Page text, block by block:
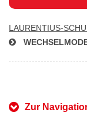
LAU­REN­TI­US-
Zur